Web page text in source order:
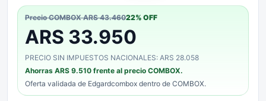
Precio COMBOXARS 43.46022% OFF
ARS 33.950
PRECIO SIN IMPUESTOS NACIONALES: ARS 28.058
Ahorras ARS 9.510 frente al precio COMBOX.
Oferta validada de Edgardcombox dentro de COMBOX.